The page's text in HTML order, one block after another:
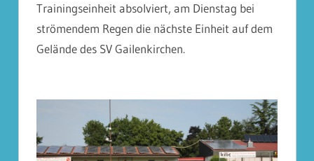
Trainingseinheit absolviert, am Dienstag bei
strömendem Regen die nächste Einheit auf dem
Gelände des SV Gailenkirchen.